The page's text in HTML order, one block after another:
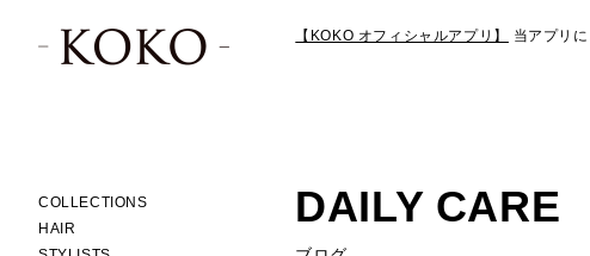
COLLECTIONS
HAIR
【KOKO オフィシャルアプリ】 当アプリ
DAILY CARE